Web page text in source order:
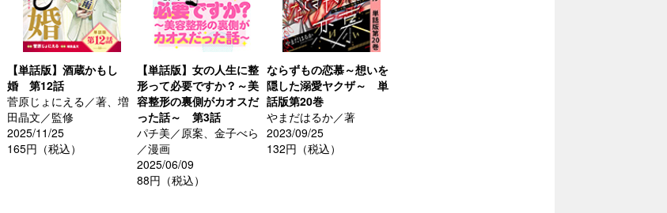
【単話版】酒蔵かもし
婚 第12話
菅原じょにえる／著、増
田晶文／監修
2025/11/25
165円（税込）
【単話版】女の人生に整
形って必要ですか？～美
容整形の裏側がカオスだ
った話～ 第3話
パチ美／原案、金子べら
／漫画
2025/06/09
88円（税込）
ならずもの恋慕～想いを
隠した溺愛ヤクザ～ 単
話版第20巻
やまだはるか／著
2023/09/25
132円（税込）